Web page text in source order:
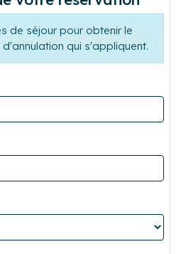
votre réservation
qui s'appliquent.